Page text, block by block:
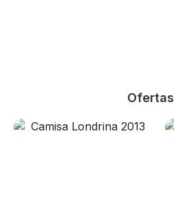
Ofertas